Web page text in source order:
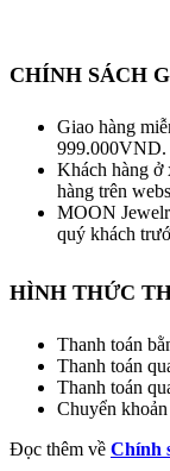
CHÍNH SÁCH
Giao hàng
999.000VND.
Khách hàng ở
hàng trên
MOON
quý khách
HÌNH THỨC
Thanh toán
Thanh toán
Thanh toán
Chuyển
Đọc thêm về Chính